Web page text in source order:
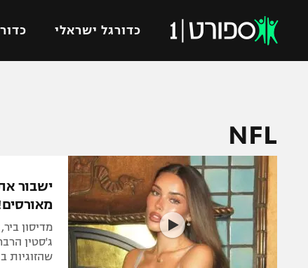
כדורגל ישראלי
רץ ברשת
תוצאות
לוח שידורים
ברחבה
"מעל הליגה" – פודקאסט
מכבי
NFL
ישבור
ג'סטין
שהזוגיות